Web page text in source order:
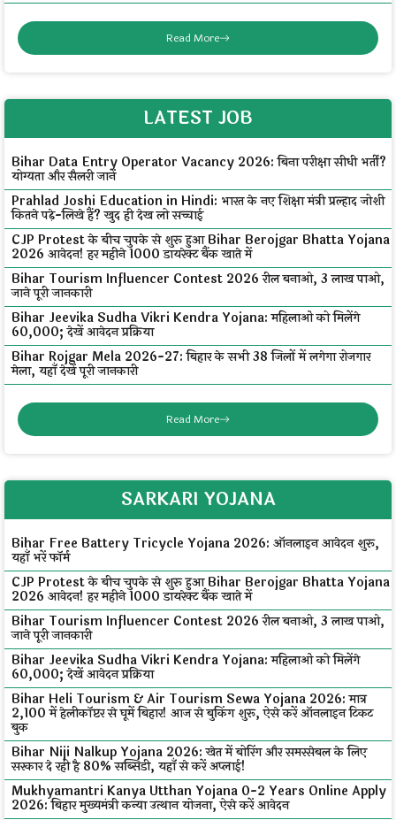
Read More
LATEST JOB
Bihar Data Entry Operator Vacancy 2026: बिना परीक्षा सीधी भर्ती?
योग्यता और सैलरी जानें
Prahlad Joshi Education in Hindi: भारत के नए शिक्षा मंत्री प्रल्हाद जोशी
कितने पढ़े-लिखे हैं? खुद ही देख लो सच्चाई
CJP Protest के बीच चुपके से शुरू हुआ Bihar Berojgar Bhatta Yojana
2026 आवेदन! हर महीने ₹1000 डायरेक्ट बैंक खाते में
Bihar Tourism Influencer Contest 2026 रील बनाओ, ₹3 लाख पाओ,
जाने पूरी जानकारी
Bihar Jeevika Sudha Vikri Kendra Yojana: महिलाओं को मिलेंगे
₹60,000; देखें आवेदन प्रक्रिया
Bihar Rojgar Mela 2026-27: बिहार के सभी 38 जिलों में लगेगा रोजगार
मेला, यहाँ देखें पूरी जानकारी
Read More
SARKARI YOJANA
Bihar Free Battery Tricycle Yojana 2026: ऑनलाइन आवेदन शुरू,
यहाँ भरें फॉर्म
CJP Protest के बीच चुपके से शुरू हुआ Bihar Berojgar Bhatta Yojana
2026 आवेदन! हर महीने ₹1000 डायरेक्ट बैंक खाते में
Bihar Tourism Influencer Contest 2026 रील बनाओ, ₹3 लाख पाओ,
जाने पूरी जानकारी
Bihar Jeevika Sudha Vikri Kendra Yojana: महिलाओं को मिलेंगे
₹60,000; देखें आवेदन प्रक्रिया
Bihar Heli Tourism & Air Tourism Sewa Yojana 2026: मात्र
₹2,100 में हेलीकॉप्टर से घूमें बिहार! आज से बुकिंग शुरू, ऐसे करें ऑनलाइन टिकट
बुक
Bihar Niji Nalkup Yojana 2026: खेत में बोरिंग और समरसेबल के लिए
सरकार दे रही है 80% सब्सिडी, यहाँ से करें अप्लाई!
Mukhyamantri Kanya Utthan Yojana 0-2 Years Online Apply
2026: बिहार मुख्यमंत्री कन्या उत्थान योजना, ऐसे करें आवेदन